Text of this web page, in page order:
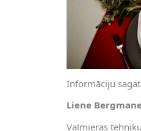
Informāciju
Liene Bergmane
Valmieras